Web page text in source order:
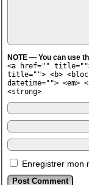
NOTE — You can use
<a href=""
title=""> <b>
datetime="">
<strong>
Enregistrer mon